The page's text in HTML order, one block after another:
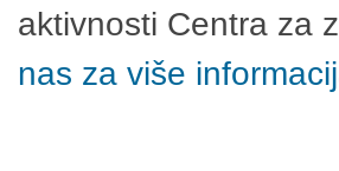
aktivnosti Centra za
nas za više